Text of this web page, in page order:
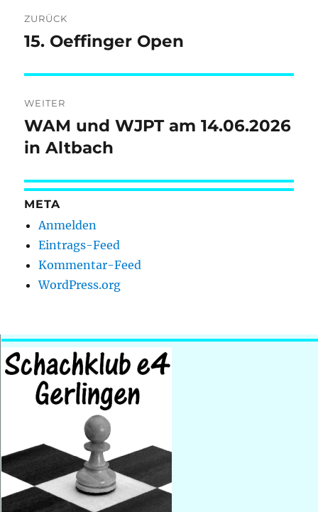
ZURÜCK
Vorheriger
15. Oeffinger Open
WEITER
Nächster
Beitrag:
WAM und WJPT am 14.06.2026
in Altbach
META
Anmelden
Eintrags-Feed
Kommentar-Feed
WordPress.org